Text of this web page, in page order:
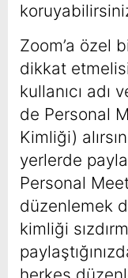
Zoom’a özel
dikkat
kullanıcı adı
de Personal
Kimliği)
yerlerde
Personal
düzenlemek
kimliği